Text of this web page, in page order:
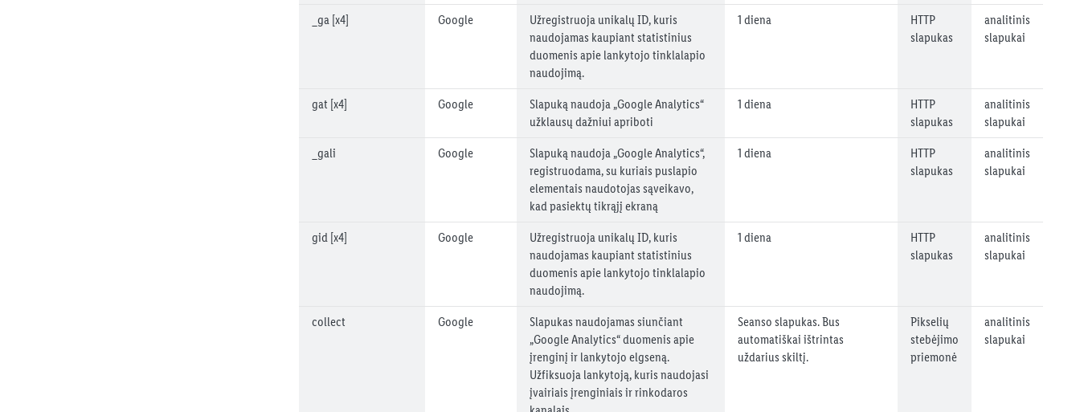
_ga [x4] Google
Užregistruoja unikalų ID, kuris
naudojamas kaupiant statistinius
duomenis apie lankytojo tinklalapio
naudojimą.
1 diena
HTTP
slapukas
analitinis
slapukai
gat [x4] Google
Slapuką naudoja „Google Analytics“
užklausų dažniui apriboti
1 diena
HTTP
slapukas
analitinis
slapukai
_gali Google
Slapuką naudoja „Google Analytics“,
registruodama, su kuriais puslapio
elementais naudotojas sąveikavo,
kad pasiektų tikrąjį ekraną
1 diena
HTTP
slapukas
analitinis
slapukai
gid [x4] Google
Užregistruoja unikalų ID, kuris
naudojamas kaupiant statistinius
duomenis apie lankytojo tinklalapio
naudojimą.
1 diena
HTTP
slapukas
analitinis
slapukai
collect Google
Slapukas naudojamas siunčiant
„Google Analytics“ duomenis apie
įrenginį ir lankytojo elgseną.
Užfiksuoja lankytoją, kuris naudojasi
įvairiais įrenginiais ir rinkodaros
Seanso slapukas. Bus
automatiškai ištrintas
uždarius skiltį.
Pikselių
stebėjimo
priemonė
analitinis
slapukai